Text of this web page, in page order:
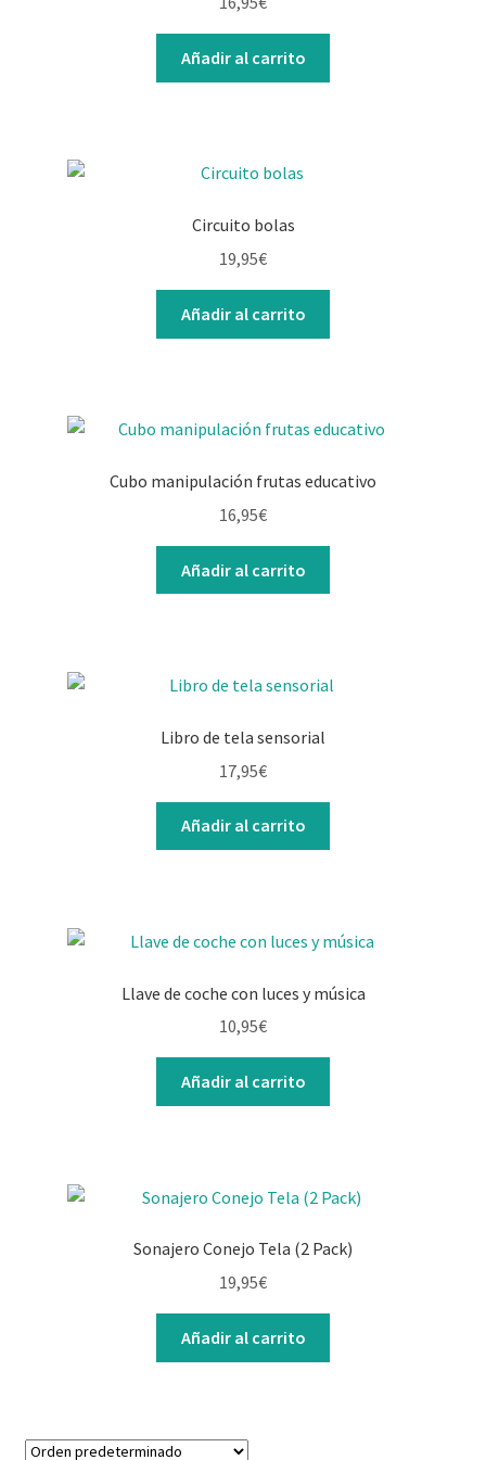
Añadir al carrito
Circuito bolas
19,95€
Añadir al carrito
Cubo manipulación frutas educativo
16,95€
Añadir al carrito
Libro de tela sensorial
17,95€
Añadir al carrito
Llave de coche con luces y música
10,95€
Añadir al carrito
Sonajero Conejo Tela (2 Pack)
19,95€
Añadir al carrito